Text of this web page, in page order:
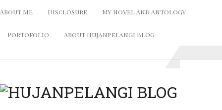
About Me Disclosure My Novel And Antology
Portofolio About Hujanpelangi Blog